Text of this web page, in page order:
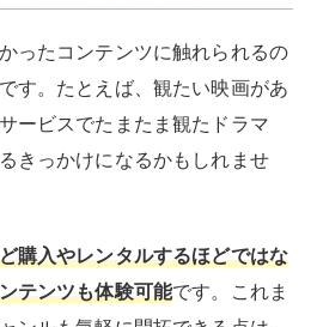
す。
間が使える
は無料でのトライアル期間を設
かどうか不安なときに便利で
その間に本当に続けられるかど